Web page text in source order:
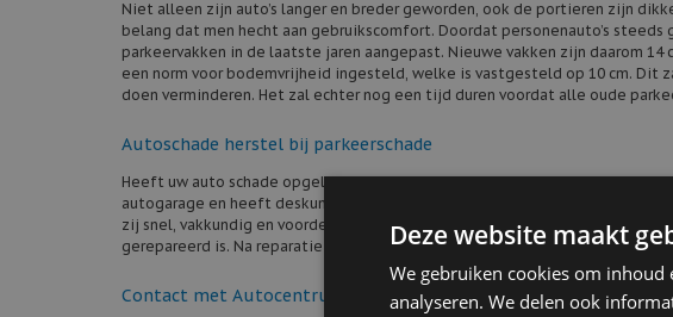
Niet alleen zijn auto’s langer en breder geworden, ook de portieren zijn
belang dat men hecht aan gebruikscomfort. Doordat personenauto’s
parkeervakken in de laatste jaren aangepast. Nieuwe vakken zijn daarom
een norm voor bodemvrijheid ingesteld, welke is vastgesteld op 10 cm. Dit
doen verminderen. Het zal echter nog een tijd duren voordat alle oude
Autoschade herstel bij parkeerschade
Heeft uw auto schade opgelopen door het parkeren in een te klein
autogarage en heeft deskundige, gecertificeerde monteurs in huis, welke u
zij snel, vakkundig en voordelig. Daarnaast biedt Autocentrum Douwe de
gerepareerd is. Na reparatie ziet u meestal niets meer van de schade. Maak
Contact met Autocentrum Douwe de Beer
Deze website maakt
We gebruiken cookies om
analyseren. We delen ook